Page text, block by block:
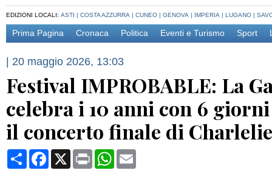
EDIZIONI LOCALI: ASTI | COSTA AZZURRA | CUNEO | GENOVA | IMPERIA | LUGANO |
Prima Pagina Cronaca Politica Eventi e Turismo Sport
| 20 maggio 2026, 13:03
Festival IMPROBABLE: La
celebra i 10 anni con 6
il concerto finale di
CondividiFacebook
X Print WhatsApp